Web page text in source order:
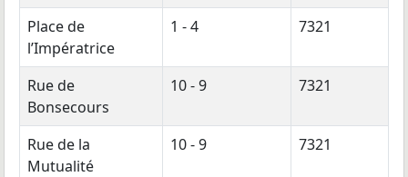
Place de
l’Impératrice
1 - 4 7321
Rue de
Bonsecours
10 - 9 7321
Rue de la
Mutualité
10 - 9 7321